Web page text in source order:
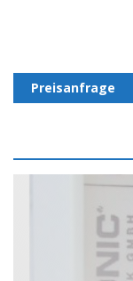
Preisanfrage